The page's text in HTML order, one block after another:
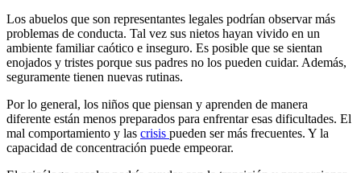
Los abuelos que son representantes legales podrían observar más
problemas de conducta. Tal vez sus nietos hayan vivido en un
ambiente familiar caótico e inseguro. Es posible que se sientan
enojados y tristes porque sus padres no los pueden cuidar. Además,
seguramente tienen nuevas rutinas.
Por lo general, los niños que piensan y aprenden de manera
diferente están menos preparados para enfrentar esas dificultades. El
mal comportamiento y las crisis pueden ser más frecuentes. Y la
capacidad de concentración puede empeorar.